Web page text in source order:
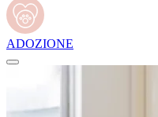
ADOZIONE